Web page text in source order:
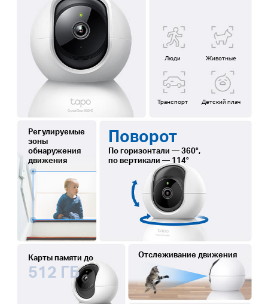
Люди Животные
Транспорт Детский плач
Регулируемые
зоны
обнаружения
движения
Поворот
По горизонтали — 360°,
по вертикали — 114°
Карты памяти до
512 ГБ
Отслеживание движения